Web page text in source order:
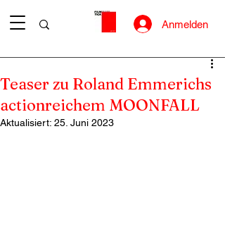
Anmelden
Teaser zu Roland Emmerichs
actionreichem MOONFALL
Aktualisiert: 25. Juni 2023